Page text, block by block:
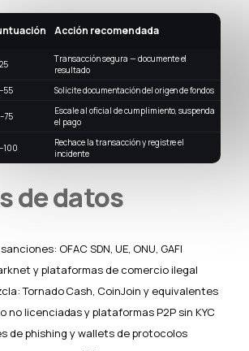
Acción recomendada
Transacción segura — documente el
resultado
Solicite documentación del origen de fondos
Escale al oficial de cumplimiento, suspenda
el pago
Rechace la transacción y registre el
incidente
de datos
OFAC SDN, UE, ONU, GAFI
y plataformas de comercio ilegal
Tornado Cash, CoinJoin y equivalentes
no licenciadas y plataformas P2P sin KYC